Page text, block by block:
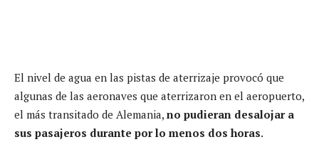
El nivel de agua en las pistas de aterrizaje provocó que
algunas de las aeronaves que aterrizaron en el aeropuerto,
el más transitado de Alemania, no pudieran desalojar a
sus pasajeros durante por lo menos dos horas.